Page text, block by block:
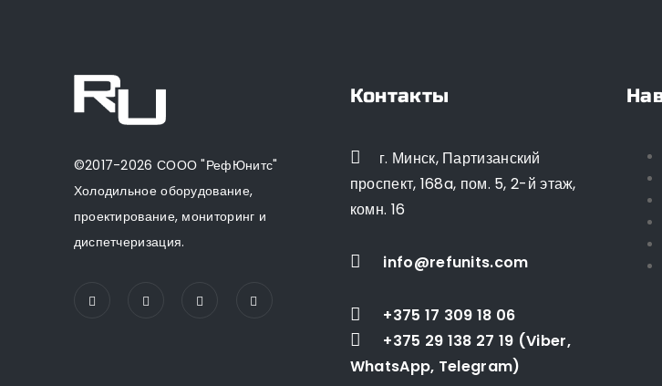
©2017-2026 СООО "РефЮнитс"
Холодильное оборудование,
проектирование, мониторинг и
диспетчеризация.
Контакты
г. Минск, Партизанский
проспект, 168a, пом. 5, 2-й этаж,
комн. 16
info@refunits.com
+375 17 309 18 06
+375 29 138 27 19 (Viber,
WhatsApp, Telegram)